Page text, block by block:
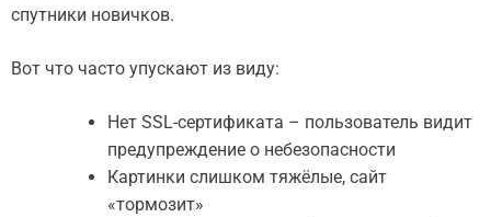
спутники новичков.
Вот что часто упускают из виду:
Нет SSL-сертификата – пользователь видит
предупреждение о небезопасности
Картинки слишком тяжёлые, сайт
«тормозит»